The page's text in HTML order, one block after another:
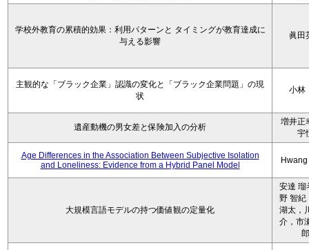
学校外教育の累積的効果：利用パターンと タイミングが教育達成に
与える影響
眞田
主観的な「ブラック企業」認識の変化と「ブラック企業問題」の現
状
小
遺産動機の男女差と保険加入の分析
増井正
宇
Age Differences in the Association Between Subjective Isolation
and Loneliness: Evidence from a Hybrid Panel Model
大規模言語モデルの持つ価値観の定量化
安達 瑠
野 智紀
湖太，
介，市
郎